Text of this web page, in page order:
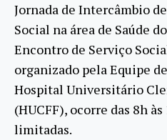
Jornada de Intercâmbio
Social na área de Saúde
Encontro de Serviço
organizado pela Equipe
Hospital Universitário
(HUCFF), ocorre das 8h às
limitadas.